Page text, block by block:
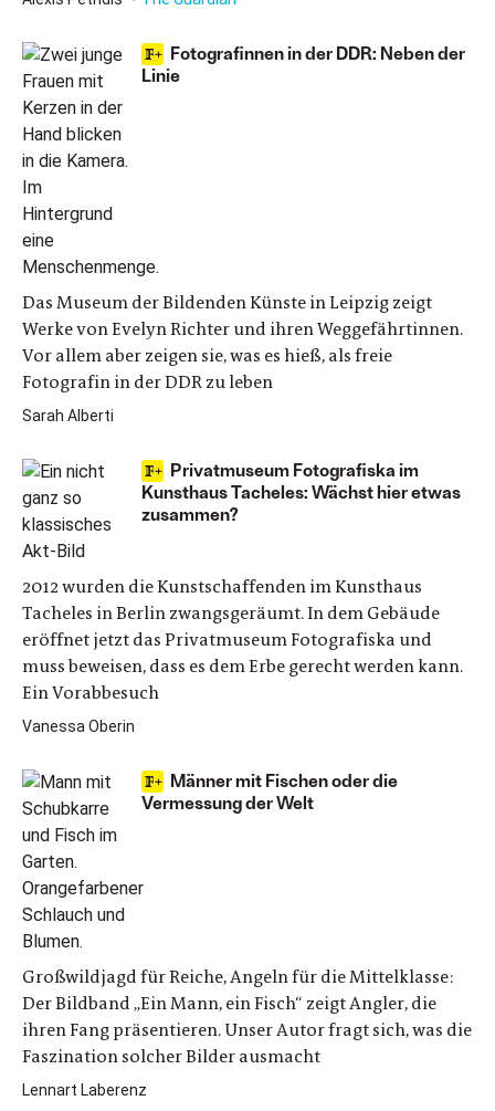
Fotografinnen in der DDR: Neben der
Linie
Das Museum der Bildenden Künste in Leipzig zeigt
Werke von Evelyn Richter und ihren Weggefährtinnen.
Vor allem aber zeigen sie, was es hieß, als freie
Fotografin in der DDR zu leben
Sarah Alberti
Privatmuseum Fotografiska im
Kunsthaus Tacheles: Wächst hier etwas
zusammen?
2012 wurden die Kunstschaffenden im Kunsthaus
Tacheles in Berlin zwangsgeräumt. In dem Gebäude
eröffnet jetzt das Privatmuseum Fotografiska und
muss beweisen, dass es dem Erbe gerecht werden kann.
Ein Vorabbesuch
Vanessa Oberin
Männer mit Fischen oder die
Vermessung der Welt
Großwildjagd für Reiche, Angeln für die Mittelklasse:
Der Bildband „Ein Mann, ein Fisch“ zeigt Angler, die
ihren Fang präsentieren. Unser Autor fragt sich, was die
Faszination solcher Bilder ausmacht
Lennart Laberenz